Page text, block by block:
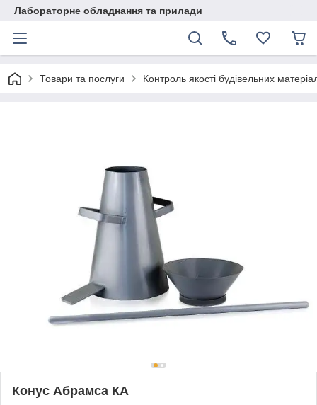
Лабораторне обладнання та прилади
Товари та послуги Контроль якості будівельних
Конус Абрамса КА